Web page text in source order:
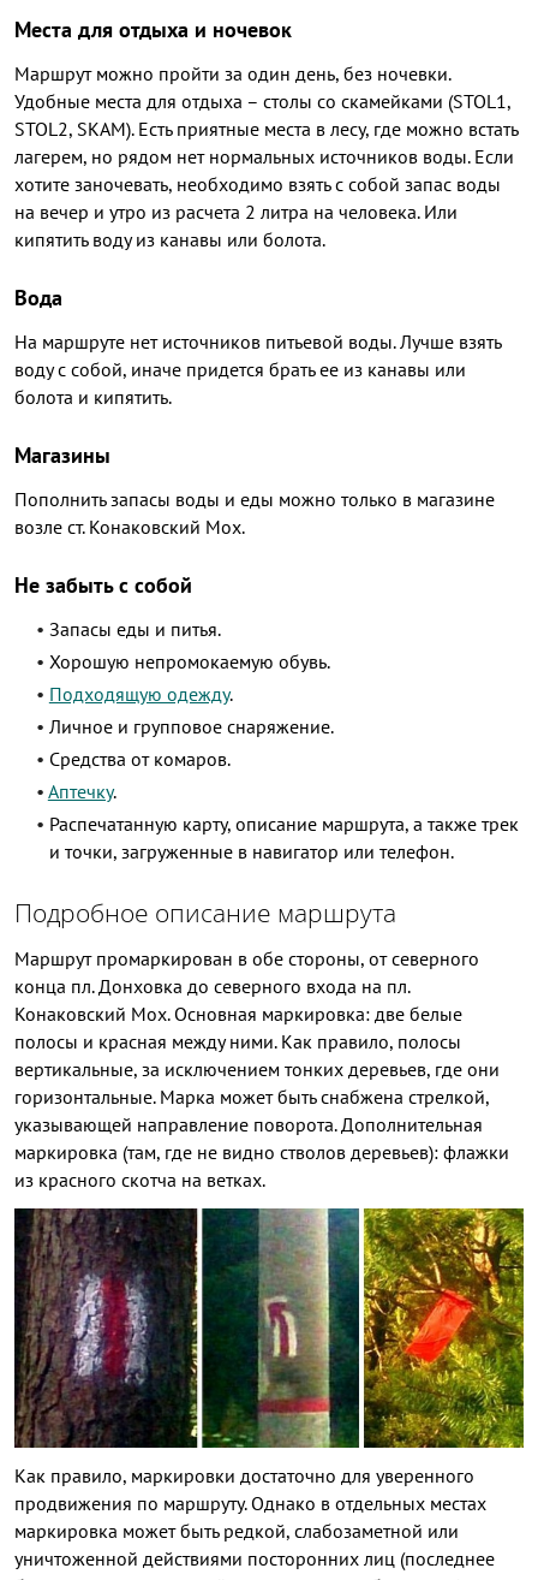
Места для отдыха и ночевок
Маршрут можно пройти за один день, без ночевки.
Удобные места для отдыха – столы со скамейками (STOL1,
STOL2, SKAM). Есть приятные места в лесу, где можно встать
лагерем, но рядом нет нормальных источников воды. Если
хотите заночевать, необходимо взять с собой запас воды
на вечер и утро из расчета 2 литра на человека. Или
кипятить воду из канавы или болота.
Вода
На маршруте нет источников питьевой воды. Лучше взять
воду с собой, иначе придется брать ее из канавы или
болота и кипятить.
Магазины
Пополнить запасы воды и еды можно только в магазине
возле ст. Конаковский Мох.
Не забыть с собой
Запасы еды и питья.
Хорошую непромокаемую обувь.
Подходящую одежду.
Личное и групповое снаряжение.
Cредства от комаров.
Аптечку.
Распечатанную карту, описание маршрута, а также трек
и точки, загруженные в навигатор или телефон.
Подробное описание маршрута
Маршрут промаркирован в обе стороны, от северного
конца пл. Донховка до северного входа на пл.
Конаковский Мох. Основная маркировка: две белые
полосы и красная между ними. Как правило, полосы
вертикальные, за исключением тонких деревьев, где они
горизонтальные. Марка может быть снабжена стрелкой,
указывающей направление поворота. Дополнительная
маркировка (там, где не видно стволов деревьев): флажки
из красного скотча на ветках.
Как правило, маркировки достаточно для уверенного
продвижения по маршруту. Однако в отдельных местах
маркировка может быть редкой, слабозаметной или
уничтоженной действиями посторонних лиц (последнее